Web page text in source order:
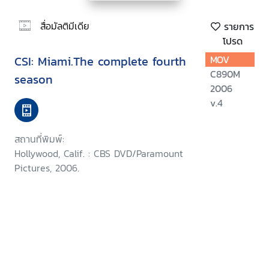
สื่อมัลติมีเดีย
รายการ
โปรด
CSI: Miami.The complete fourth
season
สถานที่พิมพ์:
Hollywood, Calif. : CBS DVD/Paramount
Pictures, 2006.
MOV
C890M
2006
v.4